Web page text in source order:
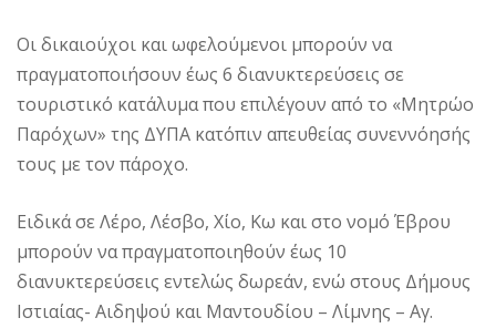
Οι δικαιούχοι και ωφελούμενοι μπορούν να
πραγματοποιήσουν έως 6 διανυκτερεύσεις σε
τουριστικό κατάλυμα που επιλέγουν από το «Μητρώο
Παρόχων» της ΔΥΠΑ κατόπιν απευθείας συνεννόησής
τους με τον πάροχο.
Ειδικά σε Λέρο, Λέσβο, Χίο, Κω και στο νομό Έβρου
μπορούν να πραγματοποιηθούν έως 10
διανυκτερεύσεις εντελώς δωρεάν, ενώ στους Δήμους
Ιστιαίας- Αιδηψού και Μαντουδίου – Λίμνης – Αγ.